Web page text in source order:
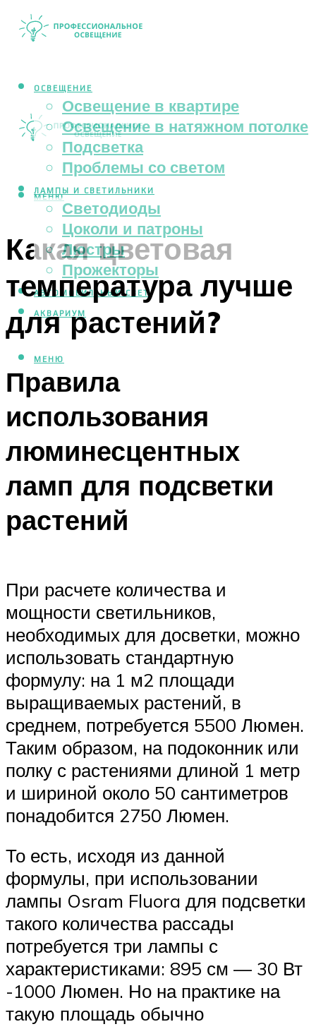
ОСВЕЩЕНИЕ
Освещение в квартире
Освещение в натяжном потолке
Подсветка
Проблемы со светом
ЛАМПЫ И СВЕТИЛЬНИКИ
Светодиоды
Цоколи и патроны
Люстры
Прожекторы
АВТОМОБИЛЬНЫЙ СВЕТ
АКВАРИУМ
МЕНЮ
МЕНЮ
Какая цветовая
температура лучше
для растений?
Правила
использования
люминесцентных
ламп для подсветки
растений
При расчете количества и
мощности светильников,
необходимых для досветки, можно
использовать стандартную
формулу: на 1 м2 площади
выращиваемых растений, в
среднем, потребуется 5500 Люмен.
Таким образом, на подоконник или
полку с растениями длиной 1 метр
и шириной около 50 сантиметров
понадобится 2750 Люмен.
То есть, исходя из данной
формулы, при использовании
лампы Osram Fluora для подсветки
такого количества рассады
потребуется три лампы с
характеристиками: 895 см — 30 Вт
-1000 Люмен. Но на практике на
такую площадь обычно